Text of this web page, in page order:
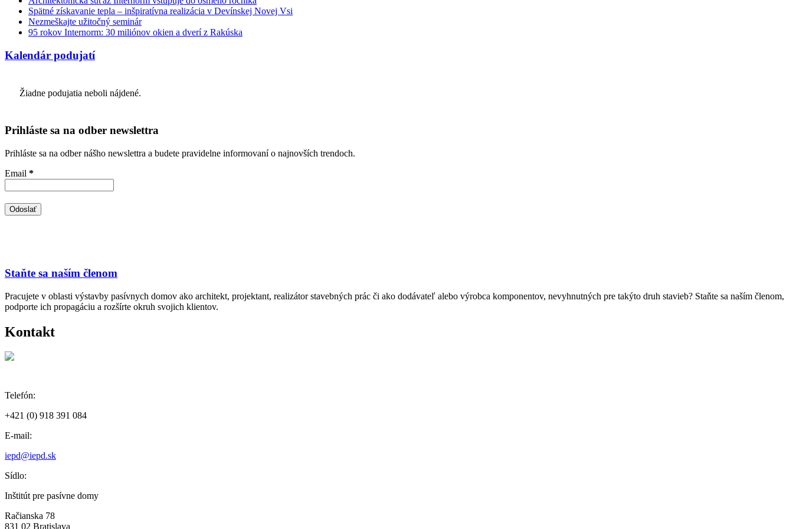
Spätné získavanie tepla – inšpiratívna realizácia v Devínskej Novej Vsi
Nezmeškajte užitočný seminár
95 rokov Internorm: 30 miliónov okien a dverí z Rakúska
Kalendár podujatí
Žiadne podujatia neboli nájdené.
Prihláste sa na odber newslettra
Prihláste sa na odber nášho newslettra a budete pravidelne informovaní o najnovších trendoch.
Email *
Staňte sa naším členom
Pracujete v oblasti výstavby pasívnych domov ako architekt, projektant, realizátor stavebných prác či ako dodávateľ alebo výrobca komponentov, nevyhnutných pre takýto druh stavieb? Staňte sa naším členom,
podporte ich propagáciu a rozšírte okruh svojich klientov.
Kontakt
Telefón:
+421 (0) 918 391 084
E-mail:
iepd@iepd.sk
Sídlo:
Inštitút pre pasívne domy
Račianska 78
831 02 Bratislava